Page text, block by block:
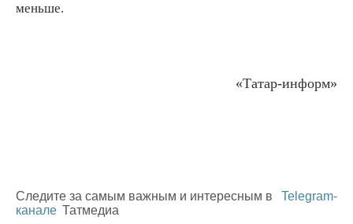
меньше.
«Татар-информ»
Следите за самым важным и интересным в
Telegram-
канале Татмедиа